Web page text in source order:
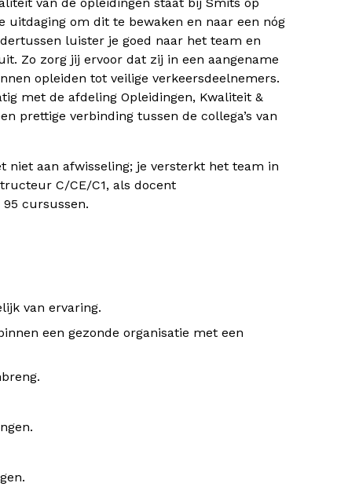
uitdaging om dit te bewaken en naar een nóg
luister je goed naar het team en
Zo zorg jij ervoor dat zij in een aangename
opleiden tot veilige verkeersdeelnemers.
met de afdeling Opleidingen, Kwaliteit &
prettige verbinding tussen de collega’s van
niet aan afwisseling; je versterkt het team in
C/CE/C1, als docent
cursussen.
van ervaring.
een gezonde organisatie met een